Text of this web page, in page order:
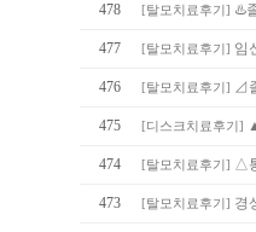
478 [탈모치료후기 ] ♨️
477 [탈모치료후기 ] 임
476 [탈모치료후기 ] ⊿
475 [디스크치료후기 ]
474 [탈모치료후기 ] △
473 [탈모치료후기 ] 경